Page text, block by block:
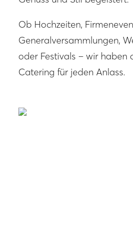
Ob Hochzeiten,
Generalversammlungen,
oder Festivals – wir haben
Catering für jeden Anlass.